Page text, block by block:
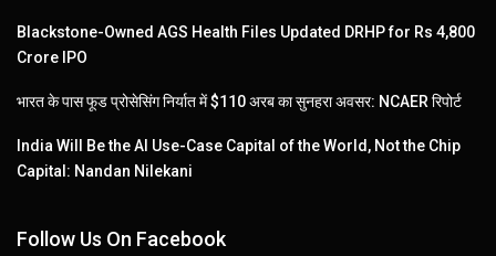
Blackstone-Owned AGS Health Files Updated DRHP for Rs 4,800
Crore IPO
भारत के पास फूड प्रोसेसिंग निर्यात में $110 अरब का सुनहरा अवसर: NCAER रिपोर्ट
India Will Be the AI Use-Case Capital of the World, Not the Chip
Capital: Nandan Nilekani
Follow Us On Facebook